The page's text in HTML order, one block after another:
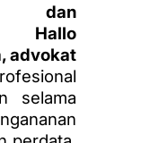
dan
Hallo
advokat
selama